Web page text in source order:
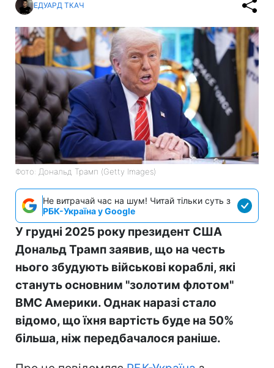
ЕДУАРД ТКАЧ
Фото: Дональд Трамп (Getty Images)
Не витрачай час на шум! Читай тільки суть з
РБК-Україна у Google
У грудні 2025 року президент США
Дональд Трамп заявив, що на честь
нього збудують військові кораблі, які
стануть основним "золотим флотом"
ВМС Америки. Однак наразі стало
відомо, що їхня вартість буде на 50%
більша, ніж передбачалося раніше.